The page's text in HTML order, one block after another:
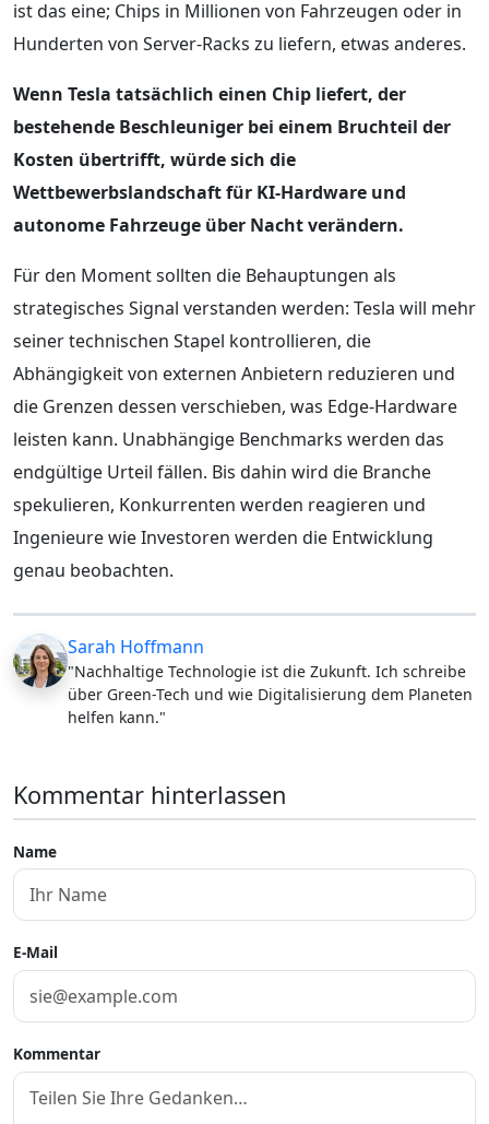
ist das eine; Chips in Millionen von Fahrzeugen oder in
Hunderten von Server-Racks zu liefern, etwas anderes.
Wenn Tesla tatsächlich einen Chip liefert, der
bestehende Beschleuniger bei einem Bruchteil der
Kosten übertrifft, würde sich die
Wettbewerbslandschaft für KI-Hardware und
autonome Fahrzeuge über Nacht verändern.
Für den Moment sollten die Behauptungen als
strategisches Signal verstanden werden: Tesla will mehr
seiner technischen Stapel kontrollieren, die
Abhängigkeit von externen Anbietern reduzieren und
die Grenzen dessen verschieben, was Edge-Hardware
leisten kann. Unabhängige Benchmarks werden das
endgültige Urteil fällen. Bis dahin wird die Branche
spekulieren, Konkurrenten werden reagieren und
Ingenieure wie Investoren werden die Entwicklung
genau beobachten.
Sarah Hoffmann
"Nachhaltige Technologie ist die Zukunft. Ich schreibe
über Green-Tech und wie Digitalisierung dem Planeten
helfen kann."
Kommentar hinterlassen
Name
E-Mail
Kommentar